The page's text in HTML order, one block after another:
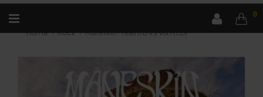
0
Home Rock Maneskin - Teatro D'Ira Vol.I (CD)